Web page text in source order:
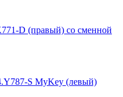
D (правый) со сменной